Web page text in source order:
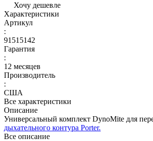
Хочу дешевле
Характеристики
Артикул
:
91515142
Гарантия
:
12 месяцев
Производитель
:
США
Все характеристики
Описание
Универсальный комплект DynoMite для
дыхательного контура Porter.
Все описание